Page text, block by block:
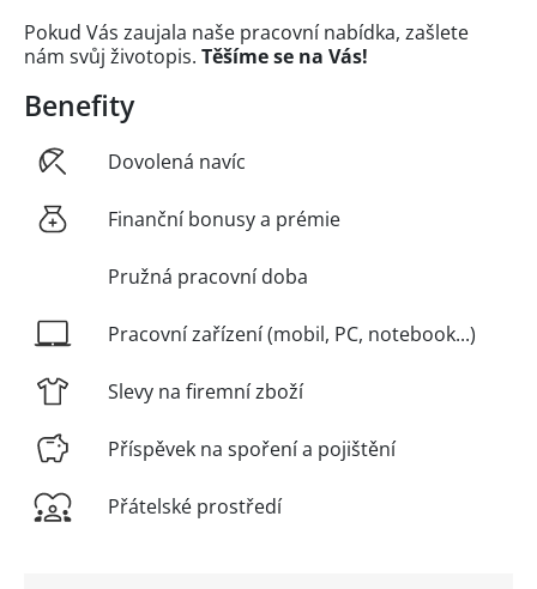
Pokud Vás zaujala naše pracovní nabídka, zašlete
nám svůj životopis. Těšíme se na Vás!
Benefity
Dovolená navíc
Finanční bonusy a prémie
Pružná pracovní doba
Pracovní zařízení (mobil, PC, notebook...)
Slevy na firemní zboží
Příspěvek na spoření a pojištění
Přátelské prostředí